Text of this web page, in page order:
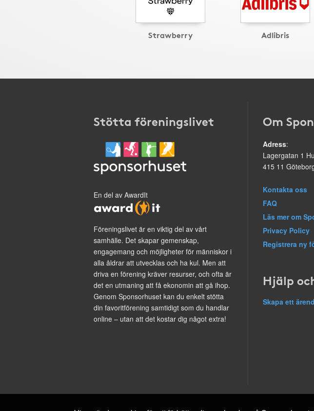
Strawberry Adlibris
Stötta föreningslivet
En del av AwardIt
Föreningslivet är en viktig del av vårt
samhälle. Det skapar gemenskap,
engagemang och möjligheter för människor i
alla åldrar att utvecklas och ha kul. Men att
driva en förening kräver resurser, och ofta är
det en utmaning att få ekonomin att gå ihop.
Genom Sponsorhuset kan du enkelt stötta
din favoritförening samtidigt som du handlar
online – utan att det kostar dig något extra!
Om
Adress:
Lagergatan 1
415 11
Kontakta oss
FAQ
Läs mer om
Privacy Policy
Registrera ny
Hjälp
Skapa ett